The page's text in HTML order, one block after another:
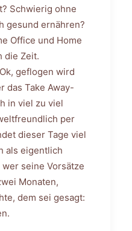
Schwierig ohne
gesund ernähren?
Office und Home
die Zeit.
geflogen wird
das Take Away-
in viel zu viel
per
dieser Tage viel
als eigentlich
seine Vorsätze
Monaten,
dem sei gesagt: